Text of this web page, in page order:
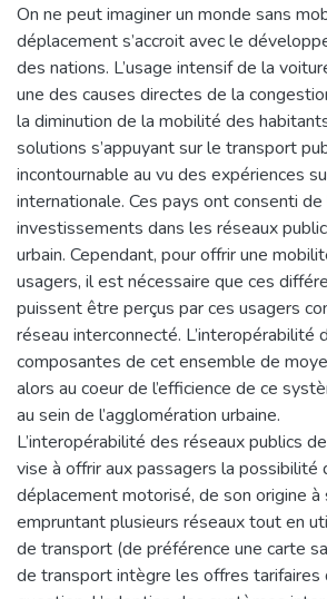
On ne peut imaginer un monde sans
déplacement s’accroit avec le
des nations. L’usage intensif de la
une des causes directes de la
la diminution de la mobilité des
solutions s’appuyant sur le transport
incontournable au vu des expériences
internationale. Ces pays ont consenti
investissements dans les réseaux
urbain. Cependant, pour offrir une
usagers, il est nécessaire que ces
puissent être perçus par ces usagers
réseau interconnecté. L’interopérabilité
composantes de cet ensemble de
alors au coeur de l’efficience de ce
au sein de l’agglomération urbaine.
L’interopérabilité des réseaux publics
vise à offrir aux passagers la possibilité
déplacement motorisé, de son origine à
empruntant plusieurs réseaux tout en
de transport (de préférence une carte
de transport intègre les offres tarifaires